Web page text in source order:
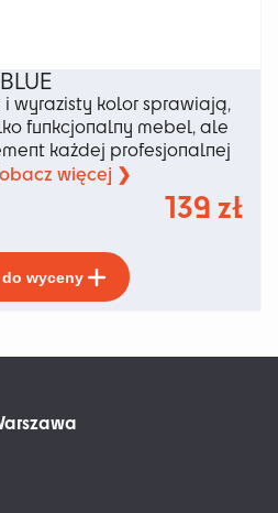
wyrazisty kolor sprawiają,
funkcjonalny mebel, ale
każdej profesjonalnej
więcej ❯
139 zł
do wyceny
produkt
ma
wariantów.
wybrać